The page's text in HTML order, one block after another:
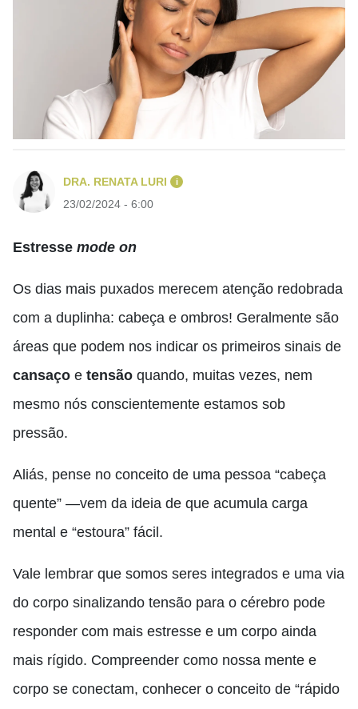
DRA. RENATA LURI i
23/02/2024 - 6:00
Estresse mode on
Os dias mais puxados merecem atenção redobrada
com a duplinha: cabeça e ombros! Geralmente são
áreas que podem nos indicar os primeiros sinais de
cansaço e tensão quando, muitas vezes, nem
mesmo nós conscientemente estamos sob
pressão.
Aliás, pense no conceito de uma pessoa “cabeça
quente” —vem da ideia de que acumula carga
mental e “estoura” fácil.
Vale lembrar que somos seres integrados e uma via
do corpo sinalizando tensão para o cérebro pode
responder com mais estresse e um corpo ainda
mais rígido. Compreender como nossa mente e
corpo se conectam, conhecer o conceito de “rápido